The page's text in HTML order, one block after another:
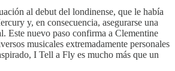
al debut del londinense, que le había
y, en consecuencia, asegurarse una
Este nuevo paso confirma a Clementine
musicales extremadamente personales
I Tell a Fly es mucho más que un